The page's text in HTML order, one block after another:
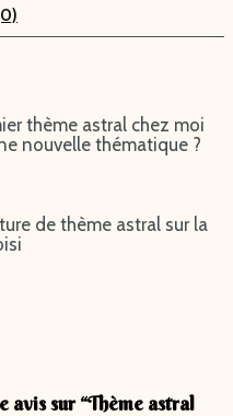
thème astral chez moi
nouvelle thématique ?
de thème astral sur la
avis sur “Thème astral